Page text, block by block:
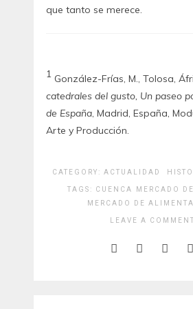
que tanto se merece.
1 González-Frías, M., Tolosa,
catedrales del gusto, Un paseo
de España, Madrid, España,
Arte y Producción.
CATEGORY: ACTUALIDAD
TAGS: CUENCA
MERCADO
MERCADO DE
LEAVE A COMMENT